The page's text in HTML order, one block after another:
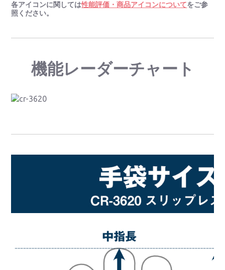
各アイコンに関しては性能評価・商品アイコンについてをご参
照ください。
機能レーダーチャート